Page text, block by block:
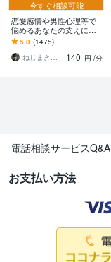
今すぐ相談可能
恋愛感情や男性心理等で
悩めるあなたの支えにな
ります 揺れる恋心を広く
深くサポート｜低音ボイ
スで本音に寄り添います
5.0 (1475)
ねじまき鳥_nezimakidori
140 円 /分
電話相談サービスQ&A
お支払い方法